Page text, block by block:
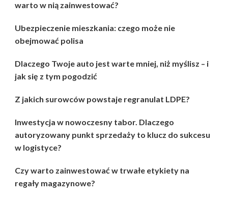
warto w nią zainwestować?
Ubezpieczenie mieszkania: czego może nie
obejmować polisa
Dlaczego Twoje auto jest warte mniej, niż myślisz – i
jak się z tym pogodzić
Z jakich surowców powstaje regranulat LDPE?
Inwestycja w nowoczesny tabor. Dlaczego
autoryzowany punkt sprzedaży to klucz do sukcesu
w logistyce?
Czy warto zainwestować w trwałe etykiety na
regały magazynowe?